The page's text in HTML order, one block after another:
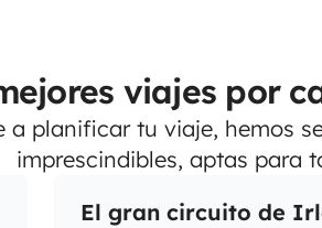
viajes por
a planificar tu viaje, hemos
imprescindibles, aptas para
El gran circuito de